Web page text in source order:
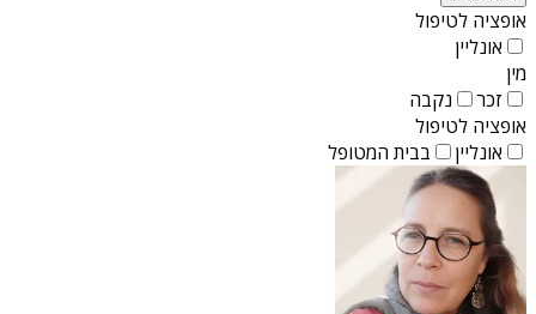
אופציה לטיפול
אונליין
מין
זכר
נקבה
אופציה לטיפול
אונליין
בבית המטופל